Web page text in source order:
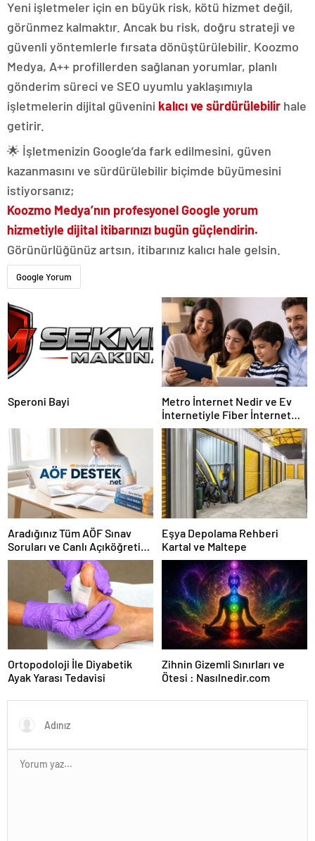
Yeni işletmeler için en büyük risk, kötü hizmet değil,
görünmez kalmaktır. Ancak bu risk, doğru strateji ve
güvenli yöntemlerle fırsata dönüştürülebilir. Koozmo
Medya, A++ profillerden sağlanan yorumlar, planlı
gönderim süreci ve SEO uyumlu yaklaşımıyla
işletmelerin dijital güvenini kalıcı ve sürdürülebilir hale
getirir.
🌟 İşletmenizin Google’da fark edilmesini, güven
kazanmasını ve sürdürülebilir biçimde büyümesini
istiyorsanız;
Koozmo Medya’nın profesyonel Google yorum
hizmetiyle dijital itibarınızı bugün güçlendirin.
Görünürlüğünüz artsın, itibarınız kalıcı hale gelsin.
Google Yorum
Speroni Bayi
Metro İnternet Nedir ve Ev
İnternetiyle Fiber İnternet
Arasındaki Farklar
Aradığınız Tüm AÖF Sınav
Soruları ve Canlı Açıköğretim
Forumu Burada
Eşya Depolama Rehberi
Kartal ve Maltepe
Ortopodoloji İle Diyabetik
Ayak Yarası Tedavisi
Zihnin Gizemli Sınırları ve
Ötesi : Nasılnedir.com